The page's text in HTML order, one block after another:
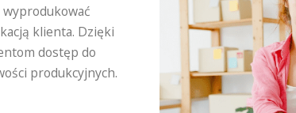
klienta. Dzięki
dostęp do
produkcyjnych.